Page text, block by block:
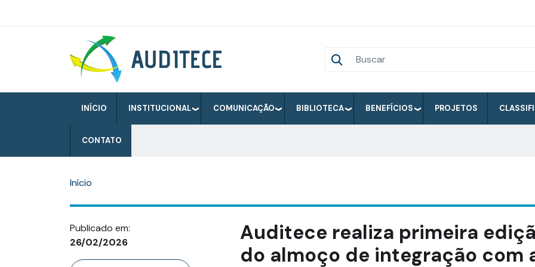
INÍCIO INSTITUCIONAL COMUNICAÇÃO BIBLIOTECA BENEFÍCIOS PROJETOS
CONTATO
Início
Publicado em:
26/02/2026
Auditece realiza primeira
do almoço de integração com